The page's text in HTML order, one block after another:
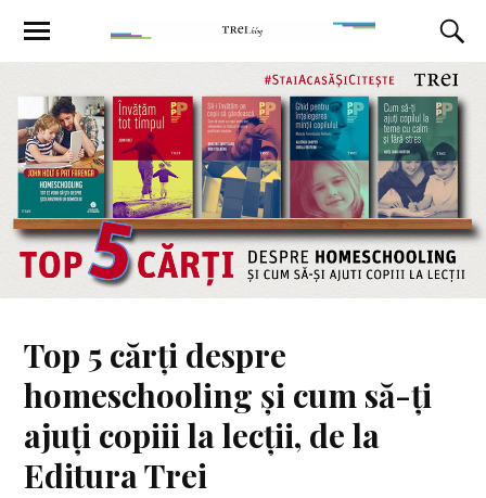
Top 5 cărți despre
homeschooling și cum să-ți
ajuți copiii la lecții, de la
Editura Trei